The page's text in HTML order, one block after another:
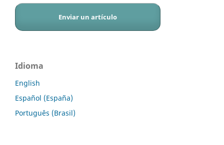
Enviar un artículo
Idioma
English
Español (España)
Português (Brasil)